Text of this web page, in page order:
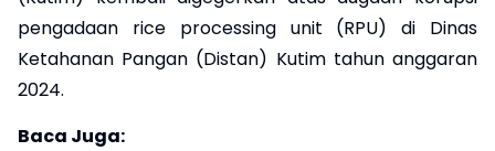
pengadaan rice processing unit (RPU) di Dinas
Ketahanan Pangan (Distan) Kutim tahun anggaran
2024.
Baca Juga: